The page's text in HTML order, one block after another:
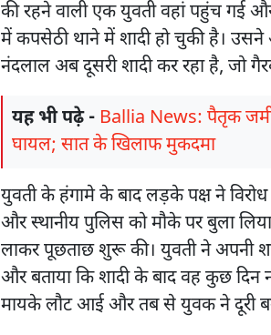
की रहने वाली एक युवती वहां पहुंच गई
में कपसेठी थाने में शादी हो चुकी है। उसने
नंदलाल अब दूसरी शादी कर रहा है, जो
यह भी पढ़े - Ballia News: पैतृक
घायल; सात के खिलाफ मुकदमा
युवती के हंगामे के बाद लड़के पक्ष ने
और स्थानीय पुलिस को मौके पर बुला
लाकर पूछताछ शुरू की। युवती ने अपनी
और बताया कि शादी के बाद वह कुछ
मायके लौट आई और तब से युवक ने दूरी